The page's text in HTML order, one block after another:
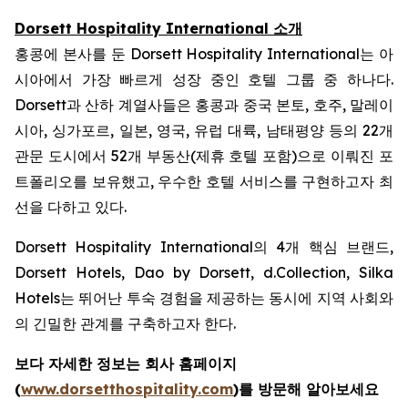
Dorsett Hospitality International 소개
홍콩에 본사를 둔 Dorsett Hospitality International는 아
시아에서 가장 빠르게 성장 중인 호텔 그룹 중 하나다.
Dorsett과 산하 계열사들은 홍콩과 중국 본토, 호주, 말레이
시아, 싱가포르, 일본, 영국, 유럽 대륙, 남태평양 등의 22개
관문 도시에서 52개 부동산(제휴 호텔 포함)으로 이뤄진 포
트폴리오를 보유했고, 우수한 호텔 서비스를 구현하고자 최
선을 다하고 있다.
Dorsett Hospitality International의 4개 핵심 브랜드,
Dorsett Hotels, Dao by Dorsett, d.Collection, Silka
Hotels는 뛰어난 투숙 경험을 제공하는 동시에 지역 사회와
의 긴밀한 관계를 구축하고자 한다.
보다 자세한 정보는 회사 홈페이지
(www.dorsetthospitality.com)를 방문해 알아보세요